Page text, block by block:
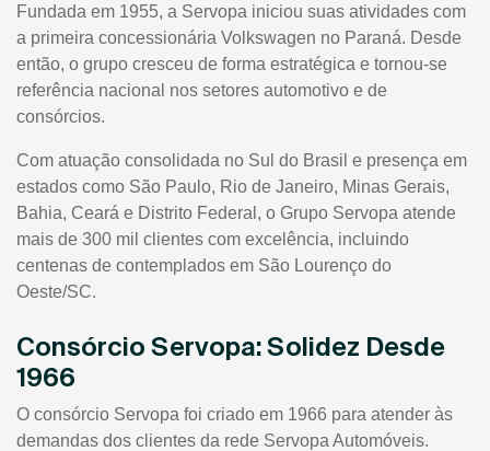
Fundada em 1955, a Servopa iniciou suas atividades com
a primeira concessionária Volkswagen no Paraná. Desde
então, o grupo cresceu de forma estratégica e tornou-se
referência nacional nos setores automotivo e de
consórcios.
Com atuação consolidada no Sul do Brasil e presença em
estados como São Paulo, Rio de Janeiro, Minas Gerais,
Bahia, Ceará e Distrito Federal, o Grupo Servopa atende
mais de 300 mil clientes com excelência, incluindo
centenas de contemplados em São Lourenço do
Oeste/SC.
Consórcio Servopa: Solidez Desde
1966
O consórcio Servopa foi criado em 1966 para atender às
demandas dos clientes da rede Servopa Automóveis.